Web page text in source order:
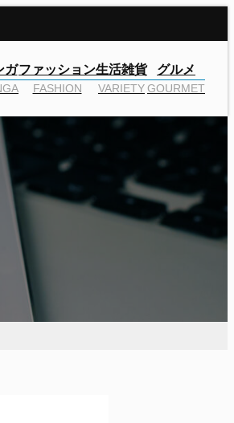
ガファッション
FASHION
生活雑貨
VARIETY
グルメ
GOURMET